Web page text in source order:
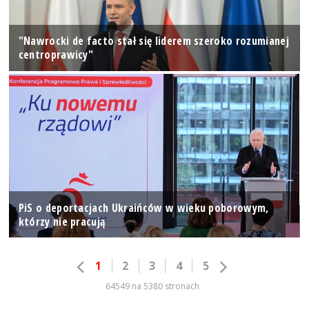
"Nawrocki de facto stał się liderem szeroko rozumianej
centroprawicy"
PiS o deportacjach Ukraińców w wieku poborowym,
którzy nie pracują
1 2 3 4 5
64549 na 5380 stronach